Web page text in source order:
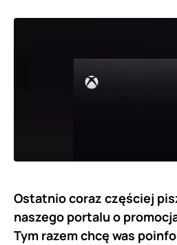
Ostatnio coraz częściej
naszego portalu o
Tym razem chcę was